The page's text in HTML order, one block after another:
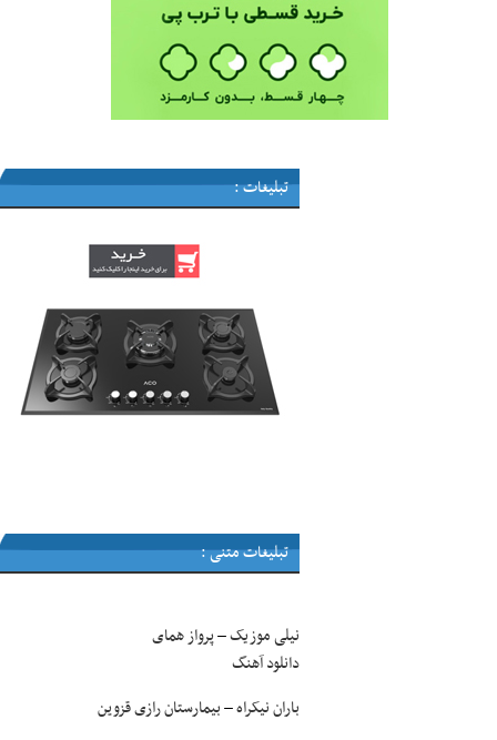
تبلیغات :
تبلیغات متنی :
نیلی موزیک–پرواز همای
دانلود آهنگ
باران نیکراه–بیمارستان رازی قزوین